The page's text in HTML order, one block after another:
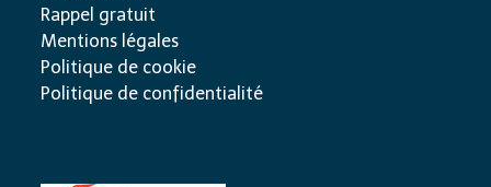
Rappel gratuit
Mentions légales
Politique de cookie
Politique de confidentialité